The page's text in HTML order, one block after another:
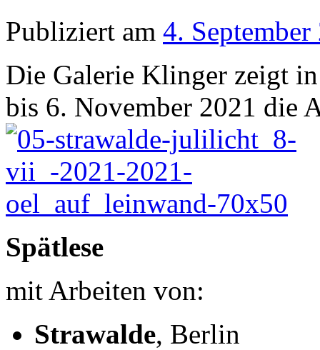
Publiziert am 4. September
Die Galerie Klinger zeigt
bis 6. November 2021 die
Spätlese
mit Arbeiten von:
Strawalde, Berlin